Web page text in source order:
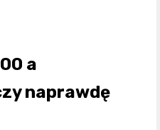
a
naprawdę